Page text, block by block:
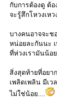
กับการต้องดู ต้
จะรู้สึกโหวงเหว
บางคนอาจจะช
หน่อยละกันนะ
ที่ห่วงเรามันน้อ
สิ่งสุดท้ายที่อยา
เพลิดเพลิน มีเ
ไม่ใช่น้อย....